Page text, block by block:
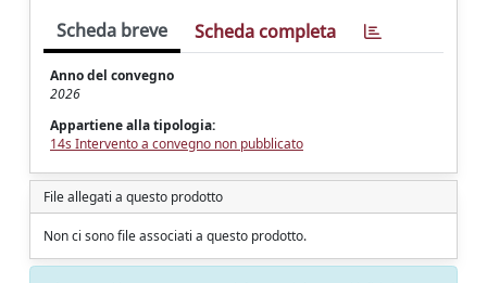
Scheda breve Scheda completa
Anno del convegno
2026
Appartiene alla tipologia:
14s Intervento a convegno non pubblicato
File allegati a questo prodotto
Non ci sono file associati a questo prodotto.